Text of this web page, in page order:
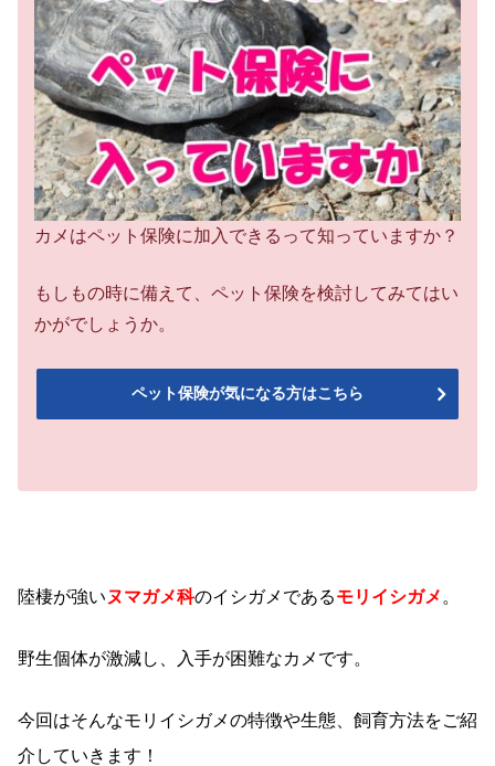
カメはペット保険に加入できるって知っていますか？
もしもの時に備えて、ペット保険を検討してみてはい
かがでしょうか。
ペット保険が気になる方はこちら
陸棲が強い ヌマガメ科のイシガメであるモリイシガメ 。
野生個体が激減し、入手が困難なカメです。
今回はそんなモリイシガメの特徴や生態、飼育方法をご紹
介していきます！